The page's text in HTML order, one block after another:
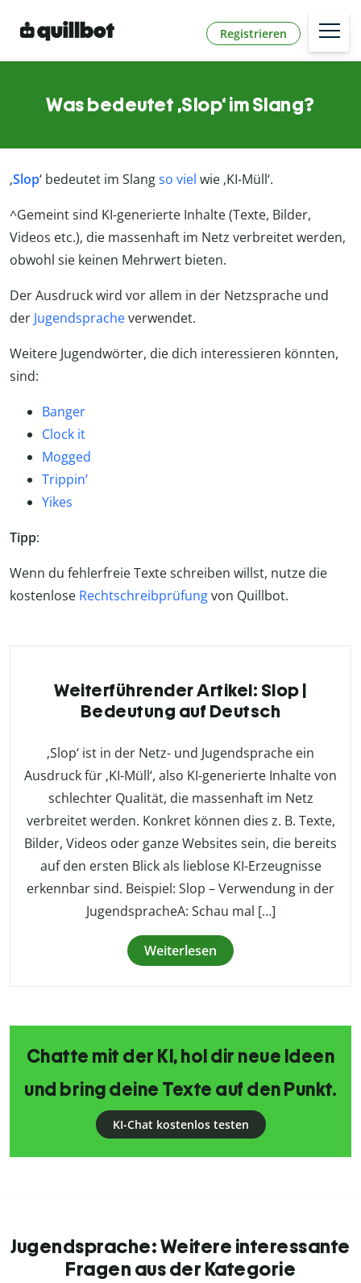
Registrieren
Was bedeutet ‚Slop‘ im Slang?
‚Slop‘ bedeutet im Slangso viel wie ‚KI-Müll‘.
^Gemeint sind KI-generierte Inhalte (Texte, Bilder,
Videos etc.), die massenhaft im Netz verbreitet werden,
obwohl sie keinen Mehrwert bieten.
Der Ausdruck wird vor allem in der Netzsprache und
der Jugendspracheverwendet.
Weitere Jugendwörter, die dich interessieren könnten,
sind:
Banger
Clock it
Mogged
Trippin’
Yikes
Tipp:
Wenn du fehlerfreie Texte schreiben willst, nutze die
kostenlose Rechtschreibprüfungvon Quillbot.
Weiterführender Artikel: Slop |
Bedeutung auf Deutsch
‚Slop‘ ist in der Netz- und Jugendsprache ein
Ausdruck für ‚KI-Müll‘, also KI-generierte Inhalte von
schlechter Qualität, die massenhaft im Netz
verbreitet werden. Konkret können dies z. B. Texte,
Bilder, Videos oder ganze Websites sein, die bereits
auf den ersten Blick als lieblose KI-Erzeugnisse
erkennbar sind. Beispiel: Slop – Verwendung in der
JugendspracheA: Schau mal […]
Weiterlesen
Chatte mit der KI, hol dir neue Ideen
und bring deine Texte auf den Punkt.
KI-Chat kostenlos testen
Jugendsprache: Weitere interessante
Fragen aus der Kategorie